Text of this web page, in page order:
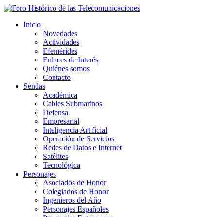
Inicio
Novedades
Actividades
Efemérides
Enlaces de Interés
Quiénes somos
Contacto
Sendas
Académica
Cables Submarinos
Defensa
Empresarial
Inteligencia Artificial
Operación de Servicios
Redes de Datos e Internet
Satélites
Tecnológica
Personajes
Asociados de Honor
Colegiados de Honor
Ingenieros del Año
Personajes Españoles